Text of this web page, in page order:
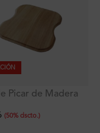
Picar de Madera
(50% dscto.)